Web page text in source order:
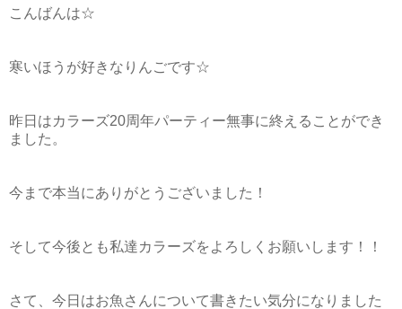
こんばんは☆
寒いほうが好きなりんごです☆
昨日はカラーズ20周年パーティー無事に終えることができ
ました。
今まで本当にありがとうございました！
そして今後とも私達カラーズをよろしくお願いします！！
さて、今日はお魚さんについて書きたい気分になりました